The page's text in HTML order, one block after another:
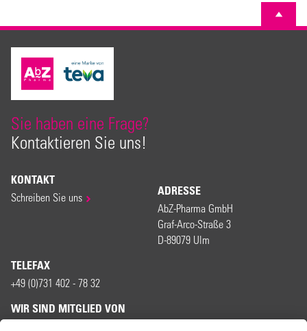
Sie haben eine Frage?
Kontaktieren Sie uns!
KONTAKT
Schreiben Sie uns ADRESSE
AbZ-Pharma GmbH
Graf-Arco-Straße 3
D-89079 Ulm
TELEFAX
+49 (0)731 402 - 78 32
WIR SIND MITGLIED VON